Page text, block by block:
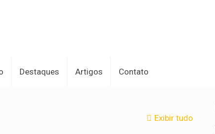
Destaques Artigos Contato
Exibir tudo